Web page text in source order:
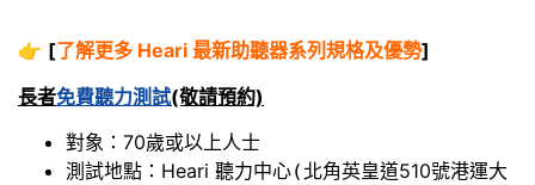
👉 [了解更多 Heari 最新助聽器系列規格及優勢]
長者免費聽力測試(敬請預約)
對象：70歲或以上人士
測試地點：Heari 聽力中心( 北角英皇道510號港運大